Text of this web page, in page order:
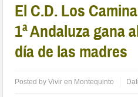
El C.D. Los
1ª Andaluza gana
día de las madres
Posted byVivir en Montequinto